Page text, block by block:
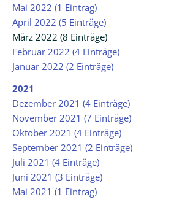
Mai 2022 (1 Eintrag)
April 2022 (5 Einträge)
März 2022 (8 Einträge)
Februar 2022 (4 Einträge)
Januar 2022 (2 Einträge)
2021
Dezember 2021 (4 Einträge)
November 2021 (7 Einträge)
Oktober 2021 (4 Einträge)
September 2021 (2 Einträge)
Juli 2021 (4 Einträge)
Juni 2021 (3 Einträge)
Mai 2021 (1 Eintrag)